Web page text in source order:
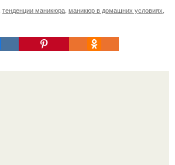
тенденции маникюра маникюр в домашних условиях